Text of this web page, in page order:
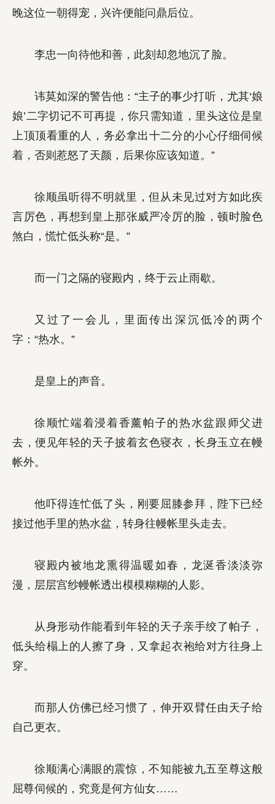
晚这位一朝得宠，兴许便能问鼎后位。
李忠一向待他和善，此刻却忽地沉了脸。
讳莫如深的警告他：“主子的事少打听，尤其‘娘
娘’二字切记不可再提，你只需知道，里头这位是皇
上顶顶看重的人，务必拿出十二分的小心仔细伺候
着，否则惹怒了天颜，后果你应该知道。”
徐顺虽听得不明就里，但从未见过对方如此疾
言厉色，再想到皇上那张威严冷厉的脸，顿时脸色
煞白，慌忙低头称“是。”
而一门之隔的寝殿内，终于云止雨歇。
又过了一会儿，里面传出深沉低冷的两个
字：“热水。”
是皇上的声音。
徐顺忙端着浸着香薰帕子的热水盆跟师父进
去，便见年轻的天子披着玄色寝衣，长身玉立在幔
帐外。
他吓得连忙低了头，刚要屈膝参拜，陛下已经
接过他手里的热水盆，转身往幔帐里头走去。
寝殿内被地龙熏得温暖如春，龙涎香淡淡弥
漫，层层宫纱幔帐透出模模糊糊的人影。
从身形动作能看到年轻的天子亲手绞了帕子，
低头给榻上的人擦了身，又拿起衣袍给对方往身上
穿。
而那人仿佛已经习惯了，伸开双臂任由天子给
自己更衣。
徐顺满心满眼的震惊，不知能被九五至尊这般
屈尊伺候的，究竟是何方仙女……